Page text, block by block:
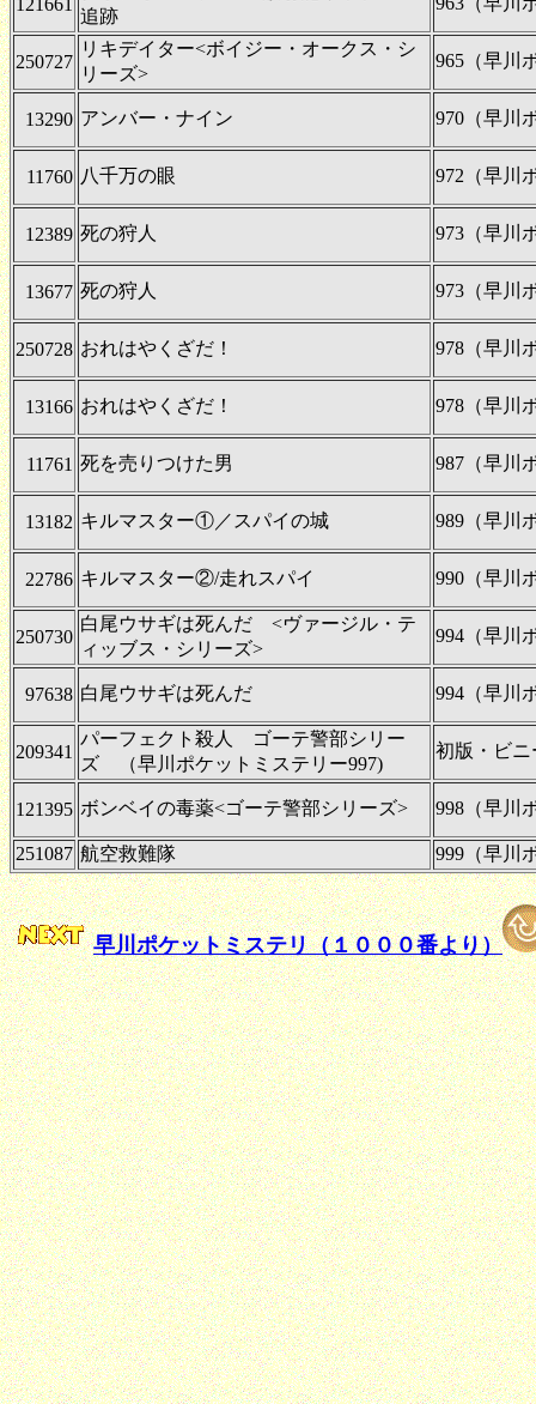
121661
追跡
250727
リキデイター<ボイジー・オークス・シ
リーズ>
965（早川
13290 アンバー・ナイン 970（早川
11760 八千万の眼 972（早川
12389 死の狩人 973（早川
13677 死の狩人 973（早川
250728 おれはやくざだ！ 978（早川
13166 おれはやくざだ！ 978（早川
11761 死を売りつけた男 987（早川
13182 キルマスター①／スパイの城 989（早川
22786 キルマスター②/走れスパイ 990（早川
250730
白尾ウサギは死んだ <ヴァージル・テ
ィッブス・シリーズ>
994（早川
97638 白尾ウサギは死んだ 994（早川
209341
パーフェクト殺人 ゴーテ警部シリー
ズ （早川ポケットミステリー997)
初版・ビ
121395 ボンベイの毒薬<ゴーテ警部シリーズ> 998（早川
251087 航空救難隊 999（早川
早川ポケットミステリ（１０００番より）